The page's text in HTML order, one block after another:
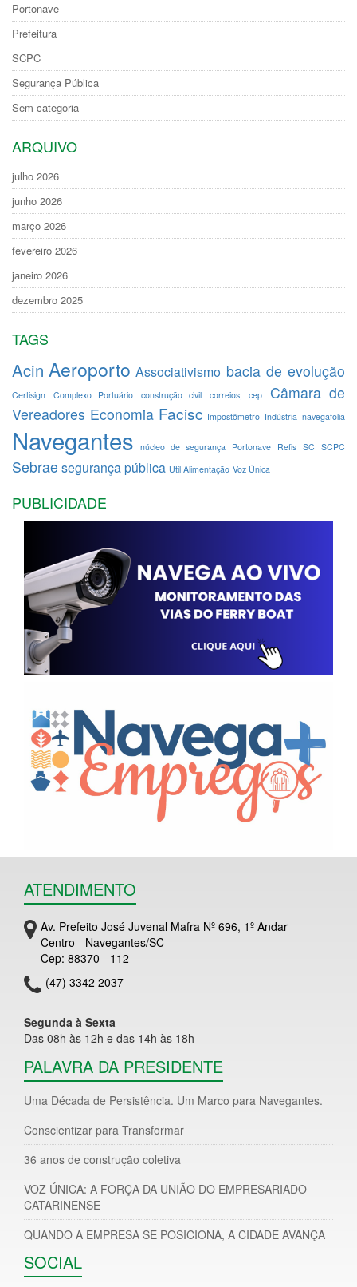
Portonave
Prefeitura
SCPC
Segurança Pública
Sem categoria
ARQUIVO
julho 2026
junho 2026
março 2026
fevereiro 2026
janeiro 2026
dezembro 2025
TAGS
Acin Aeroporto Associativismo bacia de evolução
Certisign Complexo Portuário construção civil correios; cep
Câmara de
Vereadores Economia Facisc Impostômetro Indústria navegafolia
Navegantes núcleo de segurança Portonave Refis SC SCPC
Sebrae segurança pública Util Alimentação Voz Única
PUBLICIDADE
ATENDIMENTO
Av. Prefeito José Juvenal Mafra Nº 696, 1º Andar
Centro - Navegantes/SC
Cep: 88370 - 112
(47) 3342 2037
Segunda à Sexta
Das 08h às 12h e das 14h às 18h
PALAVRA DA PRESIDENTE
Uma Década de Persistência. Um Marco para Navegantes.
Conscientizar para Transformar
36 anos de construção coletiva
VOZ ÚNICA: A FORÇA DA UNIÃO DO EMPRESARIADO
CATARINENSE
QUANDO A EMPRESA SE POSICIONA, A CIDADE AVANÇA
SOCIAL